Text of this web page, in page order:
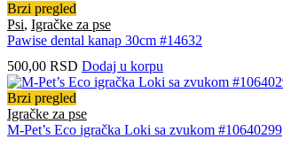
Brzi pregled
Psi, Igračke za pse
Pawise dental kanap 30cm #14632
500,00 RSD Dodaj u korpu
Brzi pregled
Igračke za pse
M-Pet’s Eco igračka Loki sa zvukom #10640299